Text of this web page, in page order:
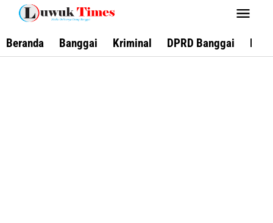
Lewati
konten
Beranda Banggai Kriminal DPRD Banggai